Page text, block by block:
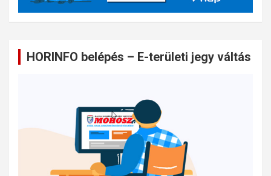
HORINFO belépés – E-területi jegy váltás